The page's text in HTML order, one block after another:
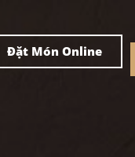
Đặt Món Online
简体中文